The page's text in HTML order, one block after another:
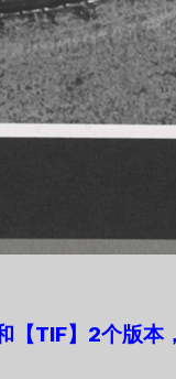
TIF】2个版本